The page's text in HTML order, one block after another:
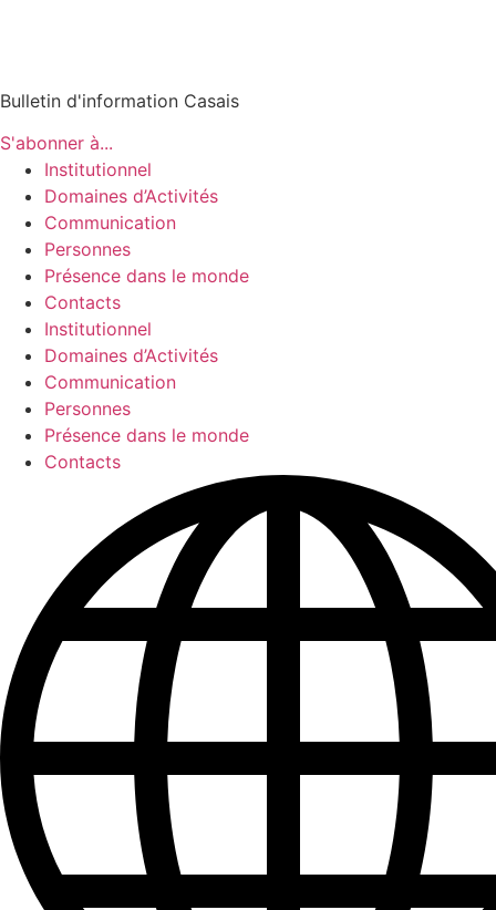
Bulletin d'information Casais
S'abonner à...
Institutionnel
Domaines d’Activités
Communication
Personnes
Présence dans le monde
Contacts
Institutionnel
Domaines d’Activités
Communication
Personnes
Présence dans le monde
Contacts